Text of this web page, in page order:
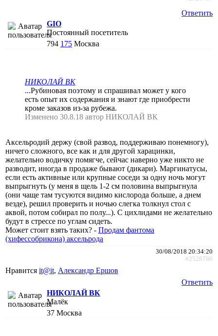
Ответить
GIO
Постоянный посетитель
794 175 Москва
НИКОЛАЙ ВК
...Рубиновая поэтому и спрашивал может у кого
есть опыт их содержания и знают где приобрести
кроме заказов из-за рубежа.
Изменено 30.8.18 автор НИКОЛАЙ ВК
Аксельродий держу (свой развод, поддерживаю понемногу),
ничего сложного, все как и для другой харацинки,
желательно водичку помягче, сейчас наверно уже никто не
разводит, иногда в продаже бывают (дикари). Маргинатусы,
если есть активные или крупные соседи за одну ночь могут
выпрыгнуть (у меня в щель 1-2 см половина выпрыгнула
(они чаще там тусуются видимо кислорода больше, а днем
везде), решил проверить и ночью слегка толкнул стол с
аквой, потом собирал по полу...). С цихлидами не желательно
будут в стрессе по углам сидеть.
Может стоит взять таких? - Продам фантома
(хифессобрикона) аксельрода
30/08/2018 20:34:20
#2528786
Нравится it@it, Александр Ершов
Ответить
НИКОЛАЙ ВК
Малёк
37 Москва